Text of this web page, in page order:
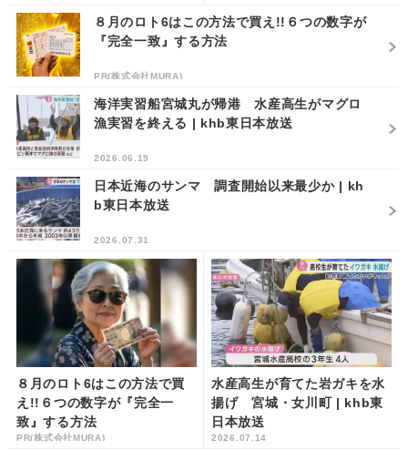
８月のロト6はこの方法で買え!!６つの数字が
『完全一致』する方法
PR(株式会社MURA)
海洋実習船宮城丸が帰港 水産高生がマグロ
漁実習を終える | khb東日本放送
2026.06.19
日本近海のサンマ 調査開始以来最少か | kh
b東日本放送
2026.07.31
８月のロト6はこの方法で買
え!!６つの数字が『完全一
致』する方法
PR(株式会社MURA)
水産高生が育てた岩ガキを水
揚げ 宮城・女川町 | khb東
日本放送
2026.07.14